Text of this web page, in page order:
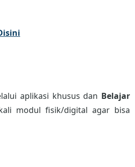
aplikasi khusus dan Belajar
modul fisik/digital agar bisa